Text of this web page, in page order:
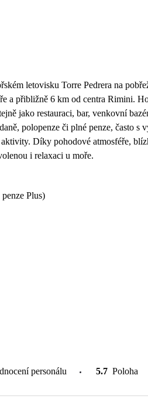
letovisku Torre Pedrera na
a přibližně 6 km od centra Rimini.
jako restauraci, bar, venkovní
polopenze či plné penze, často s
Díky pohodové atmosféře,
i relaxaci u moře.
Plus)
personálu 5.7 Poloha